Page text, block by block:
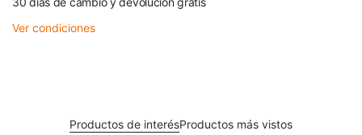
Ver condiciones
Productos de interésProductos más vistos